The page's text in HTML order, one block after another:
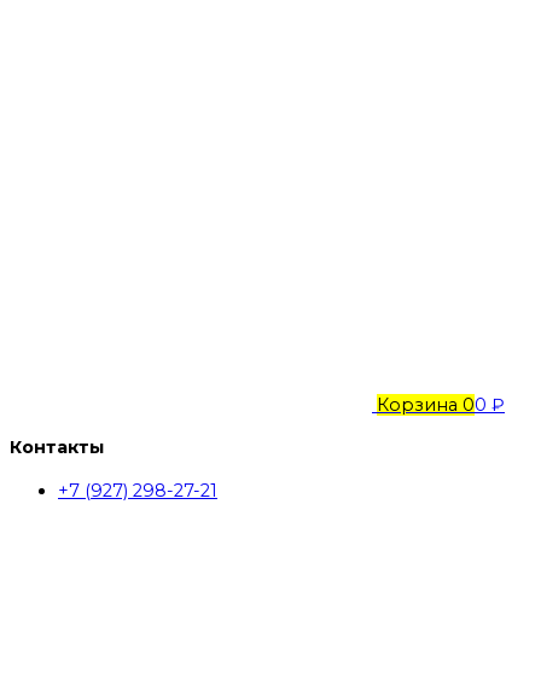
Корзина 00 ₽
Контакты
+7 (927) 298-27-21